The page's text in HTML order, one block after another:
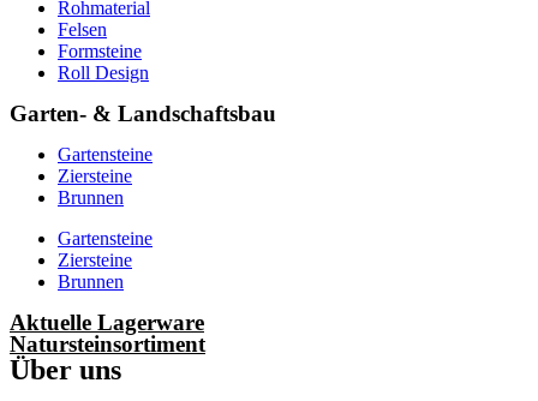
Rohmaterial
Felsen
Formsteine
Roll Design
Garten- & Landschaftsbau
Gartensteine
Ziersteine
Brunnen
Gartensteine
Ziersteine
Brunnen
Aktuelle Lagerware
Natursteinsortiment
Über uns